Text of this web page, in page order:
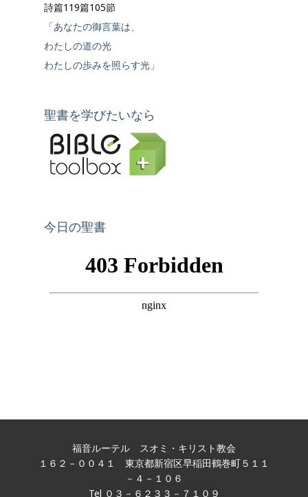
詩篇119篇105節
「あなたの御言葉は、
わたしの道の光
わたしの歩みを照らす光」
聖書を学びたいなら
今日の聖書
福音ルーテル スオミ・キリスト教会
１６２－００４１ 東京都新宿区早稲田鶴巻町５１１
－４－１０６
Tel ０３－６２３３－７１０９